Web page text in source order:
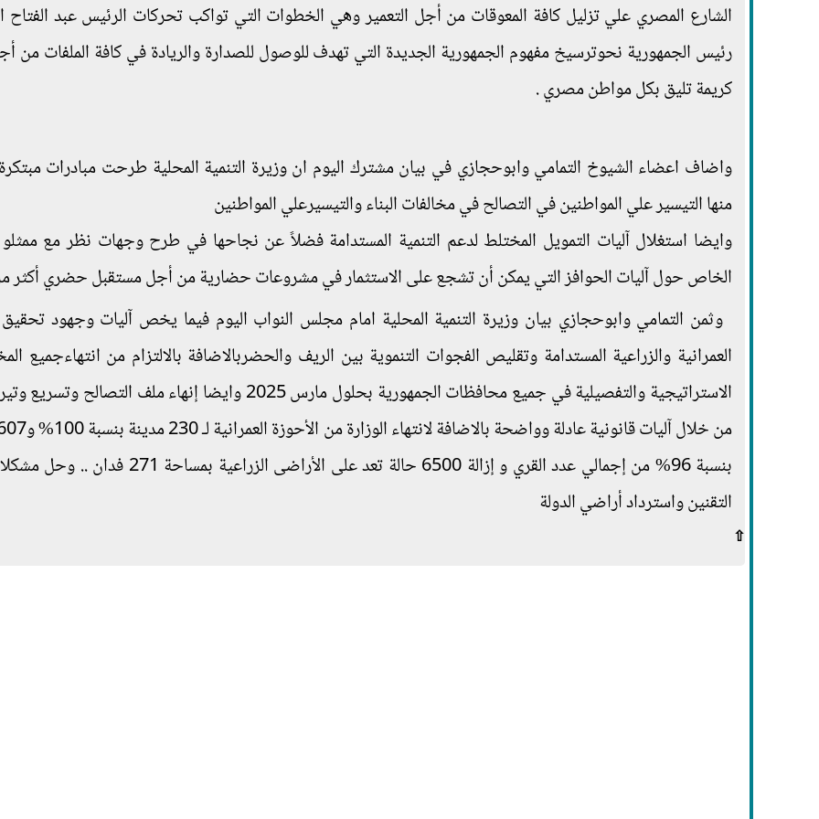
الشارع المصري علي تزليل كافة المعوقات من أجل التعمير وهي الخطوات التي تواكب تحركات الرئيس عبد
رئيس الجمهورية نحوترسيخ مفهوم الجمهورية الجديدة التي تهدف للوصول للصدارة والريادة في كافة الملفات من
كريمة تليق بكل مواطن مصري .
واضاف اعضاء الشيوخ التمامي وابوحجازي في بيان مشترك اليوم ان وزيرة التنمية المحلية طرحت مبادرات
منها التيسير علي المواطنين في التصالح في مخالفات البناء والتيسيرعلي المواطنين
وايضا استغلال آليات التمويل المختلط لدعم التنمية المستدامة فضلاً عن نجاحها في طرح وجهات نظر مع
الخاص حول آليات الحوافز التي يمكن أن تشجع على الاستثمار في مشروعات حضارية من أجل مستقبل حضري أكثر
وثمن التمامي وابوحجازي بيان وزيرة التنمية المحلية امام مجلس النواب اليوم فيما يخص آليات وجهود تحقيق
العمرانية والزراعية المستدامة وتقليص الفجوات التنموية بين الريف والحضربالاضافة بالالتزام من انتهاءجميع
الاستراتيجية والتفصيلية في جميع محافظات الجمهورية بحلول مارس 2025 وايضا إنهاء ملف
بنسبة 96% من إجمالي عدد القري و إزالة 6500 حالة تعد على الأراضى
التقنين واسترداد أراضي الدولة
⇧